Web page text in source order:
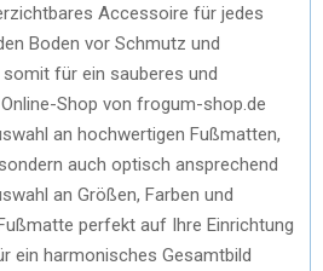
Accessoire für jedes
Boden vor Schmutz und
für ein sauberes und
Shop von frogum-shop.de
an hochwertigen Fußmatten,
auch optisch ansprechend
an Größen, Farben und
perfekt auf Ihre Einrichtung
ein harmonisches Gesamtbild